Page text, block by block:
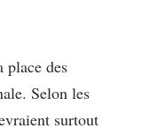
place des
Selon les
surtout